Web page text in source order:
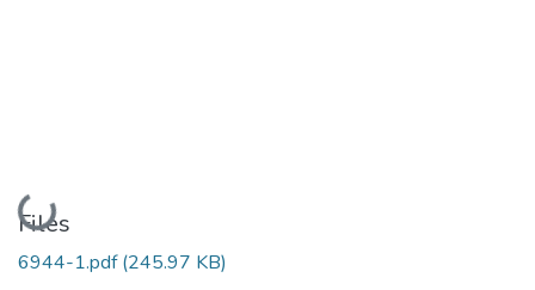
Loading...
Files
6944-1.pdf(245.97 KB)